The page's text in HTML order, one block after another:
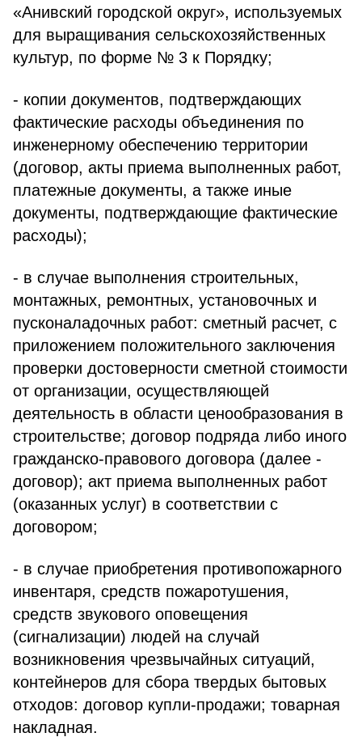
«Анивский городской округ», используемых
для выращивания сельскохозяйственных
культур, по форме № 3 к Порядку;
- копии документов, подтверждающих
фактические расходы объединения по
инженерному обеспечению территории
(договор, акты приема выполненных работ,
платежные документы, а также иные
документы, подтверждающие фактические
расходы);
- в случае выполнения строительных,
монтажных, ремонтных, установочных и
пусконаладочных работ: сметный расчет, с
приложением положительного заключения
проверки достоверности сметной стоимости
от организации, осуществляющей
деятельность в области ценообразования в
строительстве; договор подряда либо иного
гражданско-правового договора (далее -
договор); акт приема выполненных работ
(оказанных услуг) в соответствии с
договором;
- в случае приобретения противопожарного
инвентаря, средств пожаротушения,
средств звукового оповещения
(сигнализации) людей на случай
возникновения чрезвычайных ситуаций,
контейнеров для сбора твердых бытовых
отходов: договор купли-продажи; товарная
накладная.